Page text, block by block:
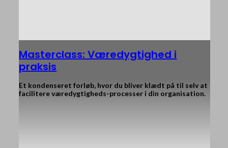
Masterclass: Væredygtighed i
praksis
Et kondenseret forløb, hvor du bliver klædt på til selv at
facilitere væredygtigheds-processer i din organisation.